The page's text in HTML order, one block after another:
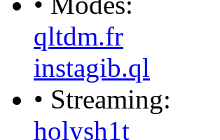
qltdm.fr
instagib.ql
• Streaming:
holysh1t